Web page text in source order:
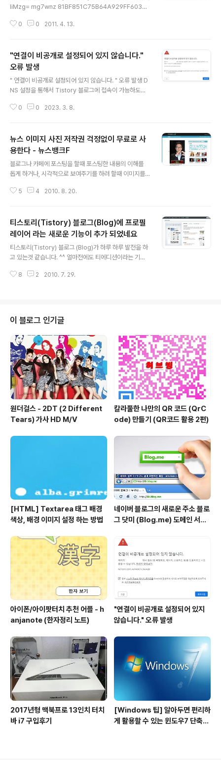
liMzg= mg7wnz 81BF851C75B64A929FF6034E
5352b40325784bd49769950e0 MGIwNzY0M
83147519E6F08988E31867D mg7wnz 블로거들
의 놀이터(?) 라고 할 수 있을가요?? 메타 블로그 라는게 있
습니다. 메타 블로그에 자신의 블로그를 등록 하기위해서
특정 인증키를 삽입후 새글을 작성 하여 RSS에 정상적으
로 노출이 이뤄지는지 확인 하는 작업을 거치게 됩니다. (
대게는 RSS..
0 0 2011. 4. 13.
"연결이 비공개로 설정되어 있지 않습니다."
오류 발생
" 연결이 비공개로 설정되어 있지 않습니다. " 오류 발생 D
NS 설정을 통해서 Tistory 블로그에 접속이 가능하도록
와 같은 같은 " 연결이 비공개로 설정되어 있지 않습니다. "
에, 인터넷 사용 기록 관련 삭제를 시도해 볼 수 있습니다.
사용중인 웹브라우저 마다 설정하는 방법은 다르겠지만,
대략적인 위치와 메뉴 이름 구성은 비슷하게 구성되어 있
습니다. 방문기록, 쿠키, 캐시 등의 인터넷 사용 기록 정보
들을 삭제를 진행합니다. 도메인 주소를 작성후 다시 접속
하게 되면, 정상적으로 웹 페이지가 표시 되는 경우가 있습
0 0 2023. 3. 8.
뉴스 이미지 사진 저작권 걱정없이 무료로 사
용한다 - 뉴스뱅크F
블로그나 카페에 포스팅을 할때 포스팅한 내용의 이해를
돕게 하거나, 시각적으로 보여주기를 하려 할때 이미지를
허락을 받지 않는 이상 대부분의 이미지는 저작권이 있는
없는데요, 저작권으로 벗어나 안전하고 합법적으로 뉴스,
신문, 언론사 등에서 퍼올수 있는 시스템인 뉴스뱅크F가 있
습니다. 이슈화된 내용의 글을 포스팅 할때 이해자료로, 이
해도를 높이기 위해서 무작정 이미지를 퍼오기 보다는 합
해보는것도 좋을듯 합니다. ^^ 비슷한 서비스를 제공하는
5 4 2010. 8. 20.
티스토리(Tistory) 블로그(Blog)에 프로필
레이어 라는 새로운 기능이 추가 되었네요
티스토리(Tistory) 블로그 (Blog)가 하루 하루 발전을 하
고 있는것 같습니다. ^^ 얼마전에도 티에디션이라는 기능
화면을 자신이 원하는 구성으로 설정 할 수 있는 기능입니
tistory.com) 에 접속할 때는 최신글이 표시될 뿐이였습
니다. 저는 그냥 기존방식이 편해서 그대로 사용하고 있습
니다. 티스토리 블로그를 운영하시는 블로거라면 한번 이
용해 보시는것도 좋을듯 합니다. ^^ 티스토리 블로그에서
이번에 프로필 레이어라는 새로운 기능을 선보였습니다.
나만의 블로그..
8 2 2010. 7. 29.
이 블로그 인기글
원더걸스 - 2DT (2 Different
Tears) 가사 HD M/V
칼라풀한 나만의 QR 코드 (QrC
ode) 만들기 (QR코드 활용 2편)
[HTML] Textarea 태그 배경
색상, 배경 이미지 설정 하는 방법
네이버 블로그의 새로운 주소 블로
그 닷미 (Blog.me) 도메인 서비
아이폰/아이팟터치 추천 어플 - h
anjanote (한자정리 노트)
"연결이 비공개로 설정되어 있지
않습니다." 오류 발생
2017년형 맥북프로 13인치 터치
바 i7 구입후기
[Windows 팁] 알아두면 편리하
게 활용할 수 있는 윈도우7 단축키